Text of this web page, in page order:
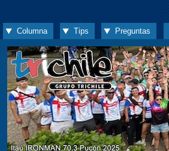
Columna Tips Preguntas